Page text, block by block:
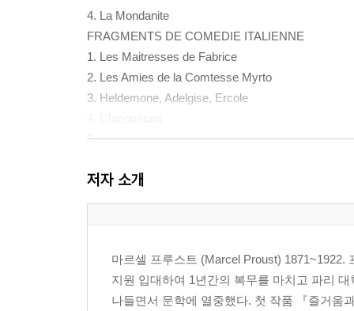
4. La Mondanite
FRAGMENTS DE COMEDIE ITALIENNE
1. Les Maitresses de Fabrice
2. Les Amies de la Comtesse Myrto
3. Heldemone, Adelgise, Ercole
5.
7. Snobs
8. Oranthe
11. Scenario
12. Eventail
13. Olivian
저자 소개
마르셀 프루스트 (Marcel Proust)
지원 입대하여 1년간의 복무를 마치고 파리
나들면서 문학에 열중했다. 첫 작품 『즐거움